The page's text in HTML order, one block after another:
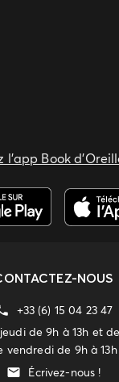
l'app Book
NOUS
+33 (6) 15 04 23 47
de 9h à 13h et
vendredi de 9h à 13h
Écrivez-nous !